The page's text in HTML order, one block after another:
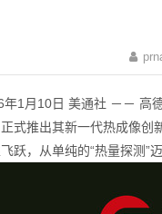
年1月10日 美通社 －－ 高
式推出其新一代热成像创
跃，从单纯的“热量探测”